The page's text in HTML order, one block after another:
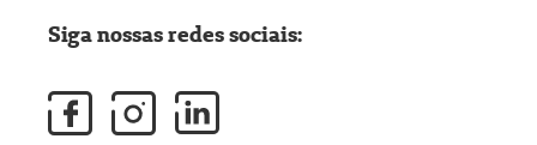
Siga nossas redes sociais: